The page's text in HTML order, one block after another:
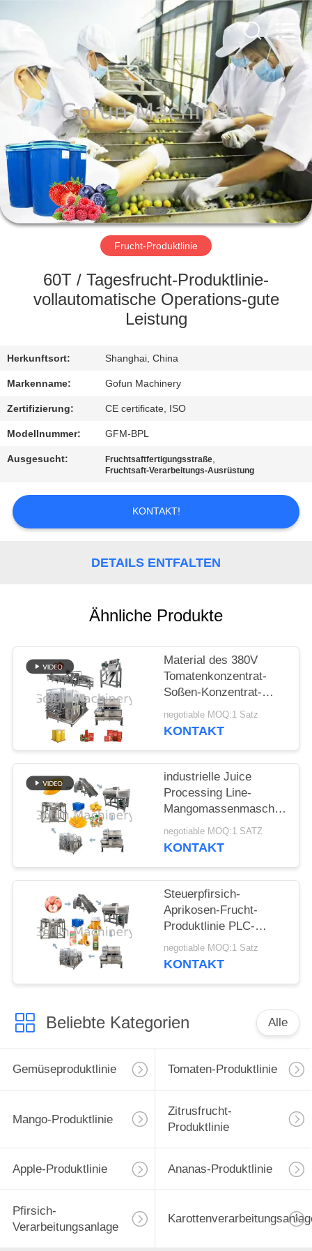
HAUS
PRODUKTE
VIDEOS
VR
SHOW
ÜBER
UNS
AUSFLUG
QUALITÄTSKONTROLLE
TRETEN
MIT
UNS
VERBINDUNG
NACHRICHTEN
FÄLLE
FORDERN
ZITAT
SITEMAP
DATENSCHUTZRICHTLINIE
Reserved.
Frucht-Produktlinie
60T / Tagesfrucht-Produktlinie-
vollautomatische Operations-gute
Leistung
Herkunftsort: Shanghai, China
Markenname: Gofun Machinery
Zertifizierung: CE certificate, ISO
Modellnummer: GFM-BPL
Ausgesucht: Fruchtsaftfertigungsstraße,
Fruchtsaft-Verarbeitungs-Ausrüstung
KONTAKT!
DETAILS ENTFALTEN
Ähnliche Produkte
Material des 380V
Tomatenkonzentrat-
Soßen-Konzentrat-
Produktlinie-Edelstahl-
304
negotiable MOQ:1 Satz
KONTAKT
industrielle Juice
Processing Line-
Mangomassenmaschine
der Mango-440V
negotiable MOQ:1 SATZ
KONTAKT
Steuerpfirsich-
Aprikosen-Frucht-
Produktlinie PLC-
3tons/Day
negotiable MOQ:1 Satz
KONTAKT
Beliebte Kategorien Alle
Gemüseproduktlinie Tomaten-Produktlinie
Mango-Produktlinie
Zitrusfrucht-
Produktlinie
Apple-Produktlinie Ananas-Produktlinie
Pfirsich-
Verarbeitungsanlage